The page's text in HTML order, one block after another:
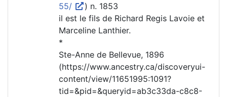
55/
) n. 1853
il est le fils de Richard Regis Lavoie et
Marceline Lanthier.
*
Ste-Anne de Bellevue, 1896
(https://www.ancestry.ca/discoveryui-
content/view/11651995:1091?
tid=&pid=&queryid=ab3c33da-c8c8-